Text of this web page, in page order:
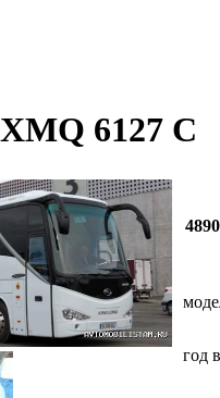
6127 C
год